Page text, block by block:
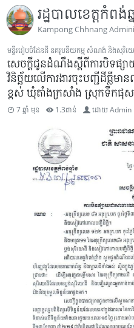
រដ្ឋបាលខេត្តកំពង់ឆ្
Kampong Chhnang
មន្ទីររៀបចំដែនដី នគរូបនីយកម្ម សំណង់ និងសុរិ
សេចក្ដីជូនដំណឹងស្តីពីការបិទផ្សា
វិនិច្ឆ័យលើការងារចុះបញ្ជីដីធ្លីម
ខ្ពស់ ឃុំតាំងក្រសាំង ស្រុកទឹកផុស
7 ឆ្នាំ មុន 1.3ពាន់ ដោយAdmin